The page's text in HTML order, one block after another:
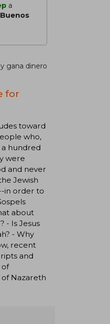
a
gana dinero
for
toward
who,
a hundred
were
and never
Jewish
in order to
about
- Is Jesus
- Why
recent
and
of Nazareth